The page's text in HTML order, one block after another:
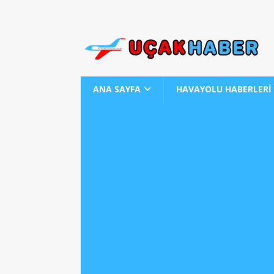
ANA SAYFA HAVAYOLU HABERLERİ